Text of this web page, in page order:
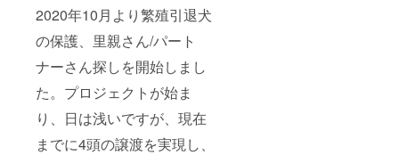
2020年10月より繁殖引退犬
の保護、里親さん/パート
ナーさん探しを開始しまし
た。プロジェクトが始ま
り、日は浅いですが、現在
までに4頭の譲渡を実現し、